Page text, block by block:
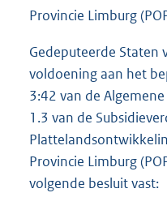
Provincie Limburg
Gedeputeerde Staten
voldoening aan het
3:42 van de
1.3 van de
Provincie Limburg
volgende besluit vast: